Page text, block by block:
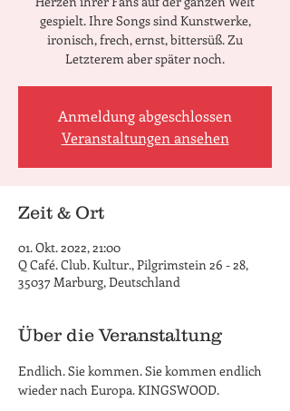
gespielt. Ihre Songs sind Kunstwerke,
ironisch, frech, ernst, bittersüß. Zu
Letzterem aber später noch.
Anmeldung abgeschlossen
Veranstaltungen ansehen
Zeit & Ort
01. Okt. 2022, 21:00
Q Café. Club. Kultur., Pilgrimstein 26 - 28,
35037 Marburg, Deutschland
Über die Veranstaltung
Endlich. Sie kommen. Sie kommen endlich
wieder nach Europa. KINGSWOOD.